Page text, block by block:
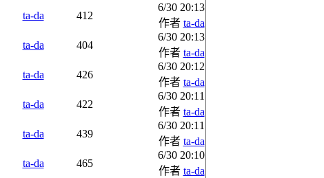
ta-da 412
6/30 20:13
作者 ta-da
ta-da 404
6/30 20:13
作者 ta-da
ta-da 426
6/30 20:12
作者 ta-da
ta-da 422
6/30 20:11
作者 ta-da
ta-da 439
6/30 20:11
作者 ta-da
ta-da 465
6/30 20:10
作者 ta-da